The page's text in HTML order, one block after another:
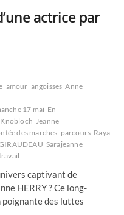
actrice par
amour angoisses Anne
17 mai En
Jeanne
des marches parcours Raya
Sarajeanne
captivant de
HERRY ? Ce long-
des luttes